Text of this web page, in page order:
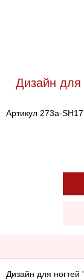
Дизайн
Артикул 273a-SH17
Дизайн для